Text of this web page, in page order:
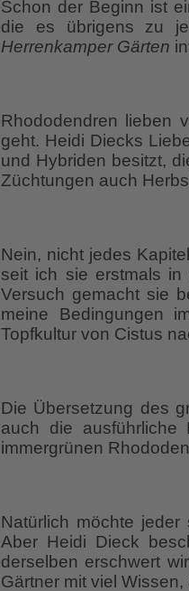
Schon der Beginn ist
die es übrigens zu
Herrenkamper Gärten
Rhododendren lieben
geht. Heidi Diecks
und Hybriden besitzt,
Züchtungen auch
Nein, nicht jedes
seit ich sie erstmals
Versuch gemacht sie
meine Bedingungen
Topfkultur von Cistus
Die Übersetzung des
auch die ausführliche
immergrünen
Natürlich möchte
Aber Heidi Dieck
derselben erschwert
Gärtner mit viel